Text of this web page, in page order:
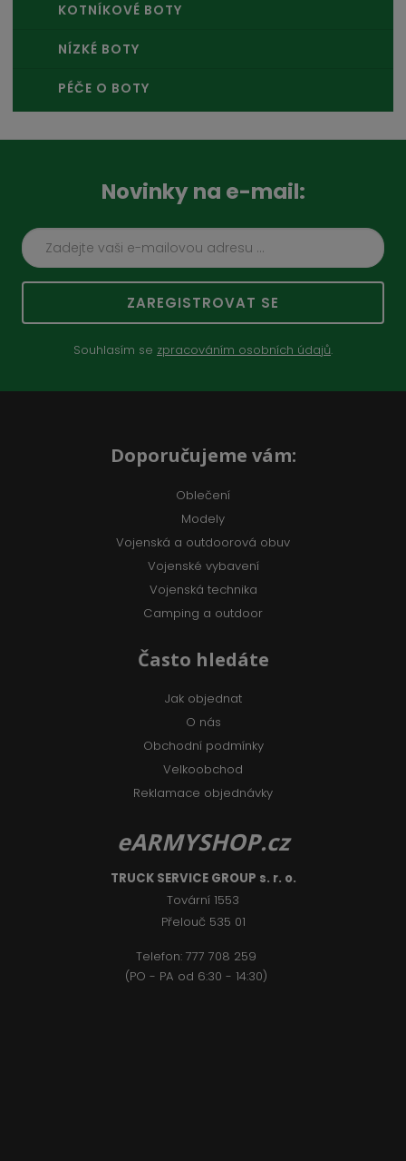
KOTNÍKOVÉ BOTY
NÍZKÉ BOTY
PÉČE O BOTY
Novinky na e-mail:
ZAREGISTROVAT SE
Souhlasím se zpracováním osobních údajů.
Doporučujeme vám:
Oblečení
Modely
Vojenská a outdoorová obuv
Vojenské vybavení
Vojenská technika
Camping a outdoor
Často hledáte
Jak objednat
O nás
Obchodní podmínky
Velkoobchod
Reklamace objednávky
eARMYSHOP.cz
TRUCK SERVICE GROUP s. r. o.
Tovární 1553
Přelouč 535 01
Telefon: 777 708 259
(PO - PA od 6:30 - 14:30)